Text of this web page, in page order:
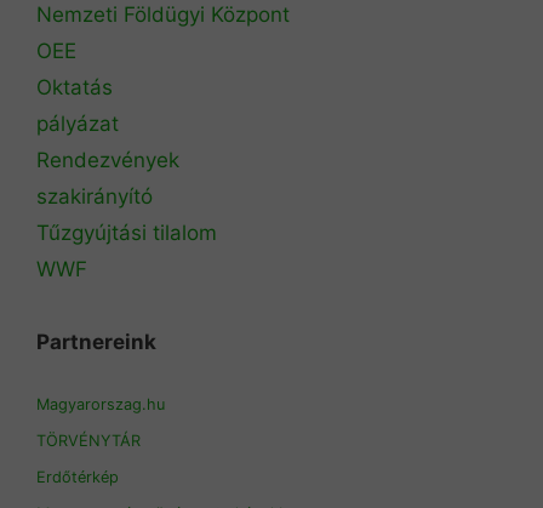
Nemzeti Földügyi Központ
OEE
Oktatás
pályázat
Rendezvények
szakirányító
Tűzgyújtási tilalom
WWF
Partnereink
Magyarorszag.hu
TÖRVÉNYTÁR
Erdőtérkép